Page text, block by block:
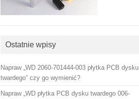
Ostatnie wpisy
Napraw „WD 2060-701444-003 płytka PCB dysku
twardego” czy go wymienić?
Napraw „WD płytka PCB dysku twardego 006-